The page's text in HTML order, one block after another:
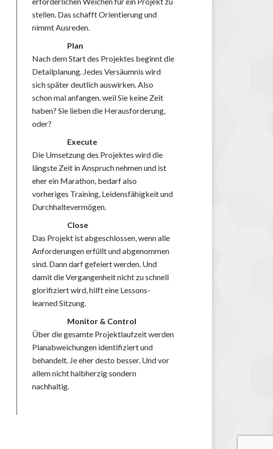
stellen. Das schafft Orientierung und
nimmt Ausreden.
Plan
Nach dem Start des Projektes beginnt die
Detailplanung. Jedes Versäumnis wird
sich später deutlich auswirken. Also
schon mal anfangen, weil Sie keine Zeit
haben? Sie lieben die Herausforderung,
oder?
Execute
Die Umsetzung des Projektes wird die
längste Zeit in Anspruch nehmen und ist
eher ein Marathon, bedarf also
vorheriges Training, Leidensfähigkeit und
Durchhaltevermögen.
Close
Das Projekt ist abgeschlossen, wenn alle
Anforderungen erfüllt und abgenommen
sind. Dann darf gefeiert werden. Und
damit die Vergangenheit nicht zu schnell
glorifiziert wird, hilft eine Lessons-
learned Sitzung.
Monitor & Control
Über die gesamte Projektlaufzeit werden
Planabweichungen identifiziert und
behandelt. Je eher desto besser. Und vor
allem nicht halbherzig sondern
nachhaltig.